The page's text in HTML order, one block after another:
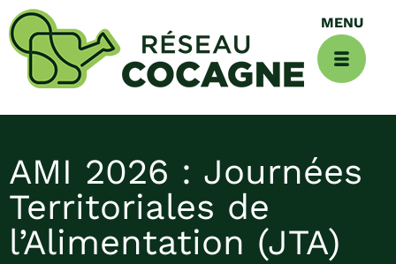
AMI 2026 : Journées
Territoriales de
l’Alimentation (JTA)